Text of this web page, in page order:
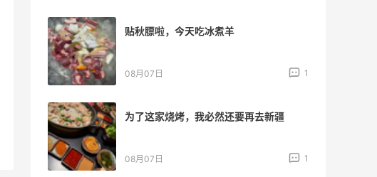
贴秋膘啦，今天吃冰煮羊
08月07日 1
为了这家烧烤，我必然还要再去新疆
08月07日 1